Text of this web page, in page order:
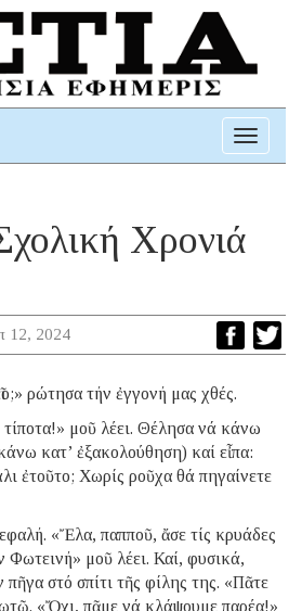
Toggle
Χρονιά
12, 2024
ρώτησα τήν ἐγγονή μας χθές.
μοῦ λέει. Θέλησα νά κάνω
κατ’ ἐξακολούθηση) καί εἶπα:
ἐτοῦτο; Χωρίς ροῦχα θά πηγαίνετε
«Ἔλα, παπποῦ, ἄσε τίς κρυάδες
Φωτεινή» μοῦ λέει. Καί, φυσικά,
πῆγα στό σπίτι τῆς φίλης της. «Πᾶτε
«Ὄχι, πᾶμε νά κλάψουμε παρέα!»